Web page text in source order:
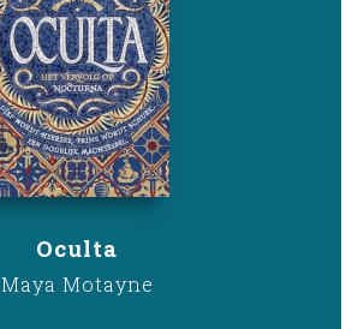
Oculta
Maya Motayne